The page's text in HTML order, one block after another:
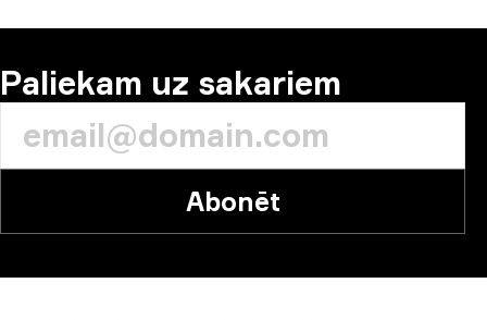
Paliekam uz sakariem
Abonēt